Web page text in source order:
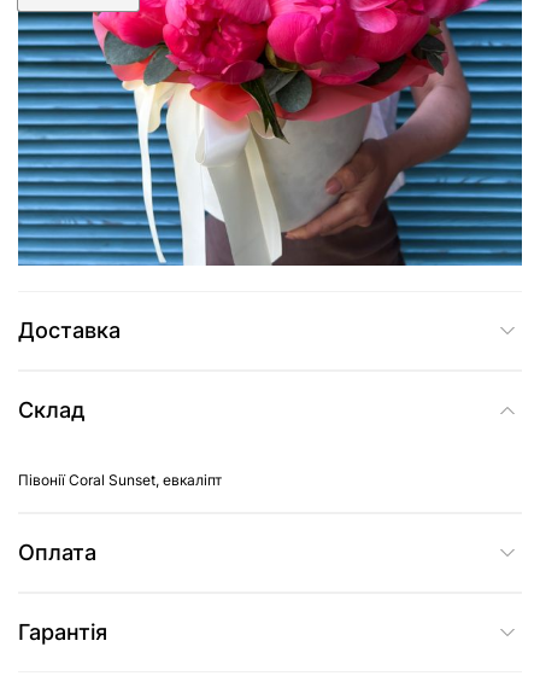
2 389 грн
Додати до кошика
Купити в один клік
Доставка
Склад
Півонії Coral Sunset, евкаліпт
Оплата
Гарантія